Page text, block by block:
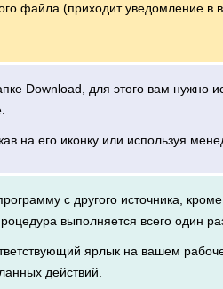
файла (приходит уведомление в
Download, для этого вам нужно
на его иконку или используя
с другого источника,
выполняется всего один
ярлык на вашем
действий.